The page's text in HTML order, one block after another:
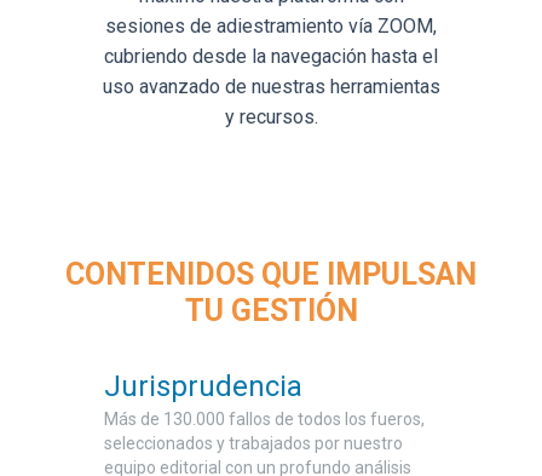
sesiones de adiestramiento vía ZOOM,
cubriendo desde la navegación hasta el
uso avanzado de nuestras herramientas
y recursos.
CONTENIDOS QUE IMPULSAN
TU GESTIÓN
Jurisprudencia
Más de 130.000 fallos de todos los fueros,
seleccionados y trabajados por nuestro
equipo editorial con un profundo análisis